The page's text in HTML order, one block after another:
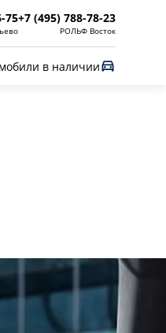
75+7 (495) 788-78-23
РОЛЬФ Восток
в наличии